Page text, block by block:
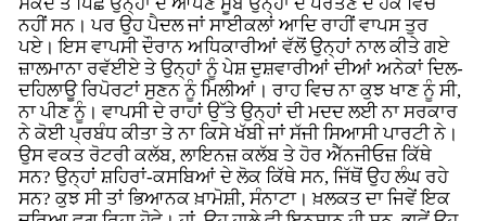
ਨਹੀਂ ਸਨ। ਪਰ ਉਹ ਪੈਦਲ ਜਾਂ ਸਾਈਕਲਾਂ ਆਦਿ ਰਾਹੀਂ ਵਾਪਸ ਤੁਰ
ਪਏ। ਇਸ ਵਾਪਸੀ ਦੌਰਾਨ ਅਧਿਕਾਰੀਆਂ ਵੱਲੋਂ ਉਨ੍ਹਾਂ ਨਾਲ ਕੀਤੇ ਗਏ
ਜ਼ਾਲਮਾਨਾ ਰਵੱਈਏ ਤੇ ਉਨ੍ਹਾਂ ਨੂੰ ਪੇਸ਼ ਦੁਸ਼ਵਾਰੀਆਂ ਦੀਆਂ ਅਨੇਕਾਂ ਦਿਲ-
ਦਹਿਲਾਊ ਰਿਪੋਰਟਾਂ ਸੁਣਨ ਨੂੰ ਮਿਲੀਆਂ। ਰਾਹ ਵਿਚ ਨਾ ਕੁਝ ਖਾਣ ਨੂੰ ਸੀ,
ਨਾ ਪੀਣ ਨੂੰ। ਵਾਪਸੀ ਦੇ ਰਾਹਾਂ ਉੱਤੇ ਉਨ੍ਹਾਂ ਦੀ ਮਦਦ ਲਈ ਨਾ ਸਰਕਾਰ
ਨੇ ਕੋਈ ਪ੍ਰਬੰਧ ਕੀਤਾ ਤੇ ਨਾ ਕਿਸੇ ਖੱਬੀ ਜਾਂ ਸੱਜੀ ਸਿਆਸੀ ਪਾਰਟੀ ਨੇ।
ਉਸ ਵਕਤ ਰੋਟਰੀ ਕਲੱਬ, ਲਾਇਨਜ਼ ਕਲੱਬ ਤੇ ਹੋਰ ਐੱਨਜੀਓਜ਼ ਕਿੱਥੇ
ਸਨ? ਉਨ੍ਹਾਂ ਸ਼ਹਿਰਾਂ-ਕਸਬਿਆਂ ਦੇ ਲੋਕ ਕਿੱਥੇ ਸਨ, ਜਿੱਥੋਂ ਉਹ ਲੰਘ ਰਹੇ
ਸਨ? ਕੁਝ ਸੀ ਤਾਂ ਭਿਆਨਕ ਖ਼ਾਮੋਸ਼ੀ, ਸੰਨਾਟਾ। ਖ਼ਲਕਤ ਦਾ ਜਿਵੇਂ ਇਕ